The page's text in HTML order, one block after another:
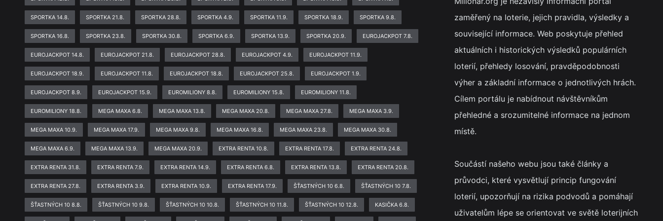
SPORTKA 14.8. SPORTKA 21.8. SPORTKA 28.8. SPORTKA 4.9. SPORTKA 11.9. SPORTKA 18.9. SPORTKA 9.8.
SPORTKA 16.8. SPORTKA 23.8. SPORTKA 30.8. SPORTKA 6.9. SPORTKA 13.9. SPORTKA 20.9. EUROJACKPOT 7.8.
EUROJACKPOT 14.8. EUROJACKPOT 21.8. EUROJACKPOT 28.8. EUROJACKPOT 4.9. EUROJACKPOT 11.9.
EUROJACKPOT 18.9. EUROJACKPOT 11.8. EUROJACKPOT 18.8. EUROJACKPOT 25.8. EUROJACKPOT 1.9.
EUROJACKPOT 8.9. EUROJACKPOT 15.9. EUROMILIONY 8.8. EUROMILIONY 15.8. EUROMILIONY 11.8.
EUROMILIONY 18.8. MEGA MAXA 6.8. MEGA MAXA 13.8. MEGA MAXA 20.8. MEGA MAXA 27.8. MEGA MAXA 3.9.
MEGA MAXA 10.9. MEGA MAXA 17.9. MEGA MAXA 9.8. MEGA MAXA 16.8. MEGA MAXA 23.8. MEGA MAXA 30.8.
MEGA MAXA 6.9. MEGA MAXA 13.9. MEGA MAXA 20.9. EXTRA RENTA 10.8. EXTRA RENTA 17.8. EXTRA RENTA 24.8.
EXTRA RENTA 31.8. EXTRA RENTA 7.9. EXTRA RENTA 14.9. EXTRA RENTA 6.8. EXTRA RENTA 13.8. EXTRA RENTA 20.8.
EXTRA RENTA 27.8. EXTRA RENTA 3.9. EXTRA RENTA 10.9. EXTRA RENTA 17.9. ŠŤASTNÝCH 10 6.8. ŠŤASTNÝCH 10 7.8.
ŠŤASTNÝCH 10 8.8. ŠŤASTNÝCH 10 9.8. ŠŤASTNÝCH 10 10.8. ŠŤASTNÝCH 10 11.8. ŠŤASTNÝCH 10 12.8. KASIČKA 6.8.
zaměřený na loterie, jejich pravidla, výsledky a
související informace. Web poskytuje přehled
aktuálních i historických výsledků populárních
loterií, přehledy losování, pravděpodobnosti
výher a základní informace o jednotlivých hrách.
Cílem portálu je nabídnout návštěvníkům
přehledné a srozumitelné informace na jednom
místě.
Součástí našeho webu jsou také články a
průvodci, které vysvětlují princip fungování
loterií, upozorňují na rizika podvodů a pomáhají
uživatelům lépe se orientovat ve světě loterijních